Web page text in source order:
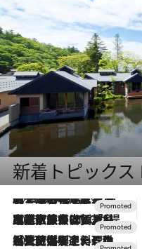
新着トピック
2026.8.7
【トンボの足水浴】ヒノキの香りに包まれて涼感マックス！約13℃の湧水かけ流しを避暑地「星野温泉 トンボの湯」で体験
2026.7.31
【ホテル帰省】という選択肢をOMOが提案。家族とほどよい距離を保つには「昼は実家、夜は気兼ねなくホテルで！」
2026.7.24
【夏限定ディナーコース】旬を迎える稚鮎や花ズッキーニなどをイタリア・トスカーナの郷土料理の手法で満喫！